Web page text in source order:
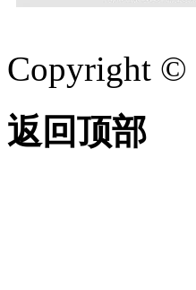
Copyright ©
返回顶部